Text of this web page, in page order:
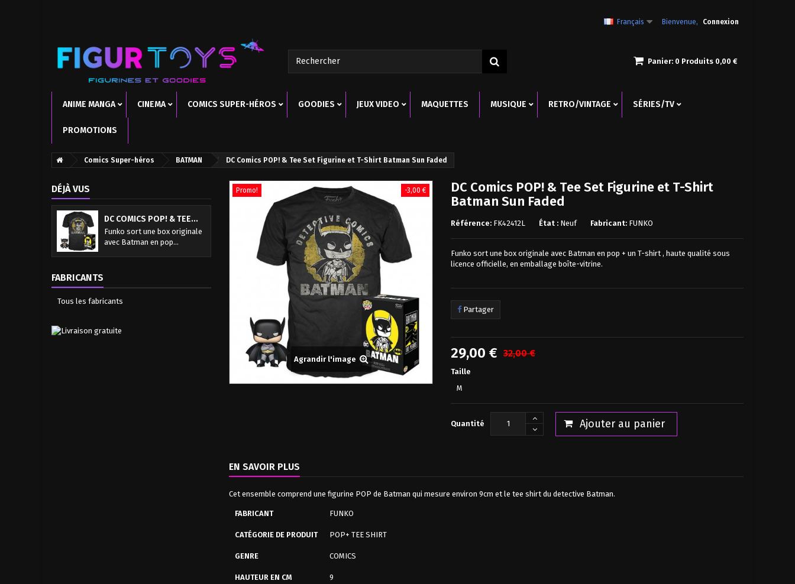
Bienvenue, Connexion
Français
Panier: 0 Produits 0,00 €
ANIME MANGA CINEMA COMICS SUPER-HÉROS GOODIES JEUX VIDEO MAQUETTES MUSIQUE RETRO/VINTAGE SÉRIES/TV
PROMOTIONS
Comics Super-héros BATMAN DC Comics POP! & Tee Set Figurine et T-Shirt Batman Sun Faded
DÉJÀ VUS
DC COMICS POP! & TEE...
Funko sort une box originale
avec Batman en pop...
FABRICANTS
Tous les fabricants
Promo! -3,00 €
Agrandir l'image
DC Comics POP! & Tee Set Figurine et T-Shirt
Batman Sun Faded
Référence: FK42412L État : Neuf Fabricant: FUNKO
Funko sort une box originale avec Batman en pop + unT-shirt , haute qualité sous
licence officielle, en emballage boîte-vitrine.
Partager
29,00 € 32,00 €
Taille
M
Quantité Ajouter au panier
EN SAVOIR PLUS
Cet ensemble comprend une figurine POP de Batman qui mesure environ 9cm et le tee shirt du detective Batman.
FABRICANT FUNKO
CATÉGORIE DE PRODUIT POP+ TEE SHIRT
GENRE COMICS
HAUTEUR EN CM 9